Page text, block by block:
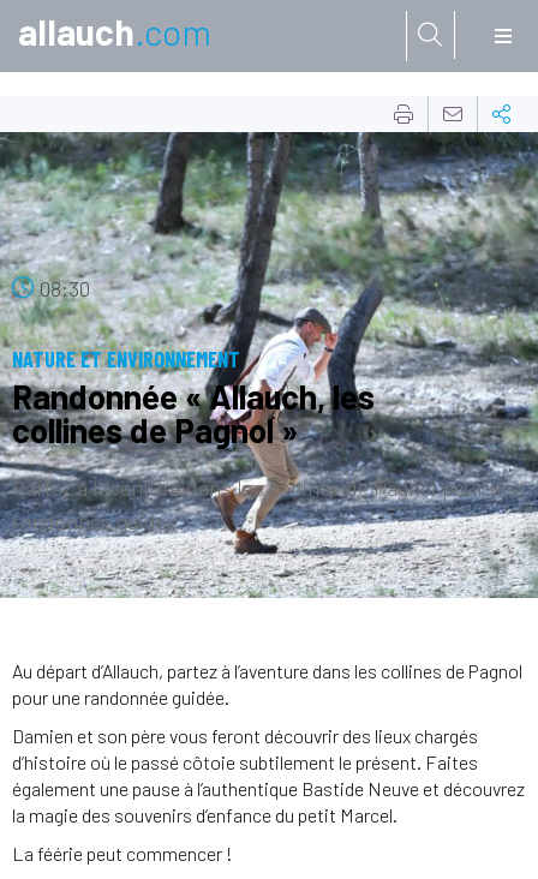
allauch.com
15
FÉVR.
08:30
NATURE ET ENVIRONNEMENT
Randonnée « Allauch, les
collines de Pagnol »
Partez à l’aventure dans les collines de Pagnol pour une
randonnée guidée.
Au départ d’Allauch, partez à l’aventure dans les collines de Pagnol
pour une randonnée guidée.
Damien et son père vous feront découvrir des lieux chargés
d’histoire où le passé côtoie subtilement le présent. Faites
également une pause à l’authentique Bastide Neuve et découvrez
la magie des souvenirs d’enfance du petit Marcel.
La féérie peut commencer !